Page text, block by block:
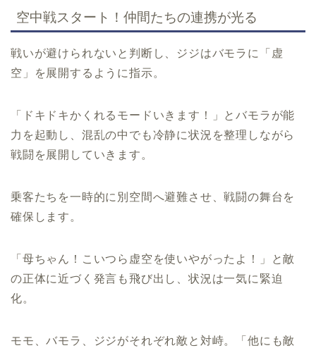
空中戦スタート！仲間たちの連携が光る
戦いが避けられないと判断し、ジジはバモラに「虚
空」を展開するように指示。
「ドキドキかくれるモードいきます！」とバモラが能
力を起動し、混乱の中でも冷静に状況を整理しながら
戦闘を展開していきます。
乗客たちを一時的に別空間へ避難させ、戦闘の舞台を
確保します。
「母ちゃん！こいつら虚空を使いやがったよ！」と敵
の正体に近づく発言も飛び出し、状況は一気に緊迫
化。
モモ、バモラ、ジジがそれぞれ敵と対峙。「他にも敵